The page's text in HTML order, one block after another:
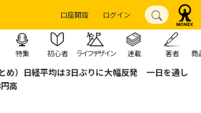
口座開設 ログイン
特集 初心者 ライフデザイン 連載 著者 商
とめ）日経平均は3日ぶりに大幅反発 一日を通し
高